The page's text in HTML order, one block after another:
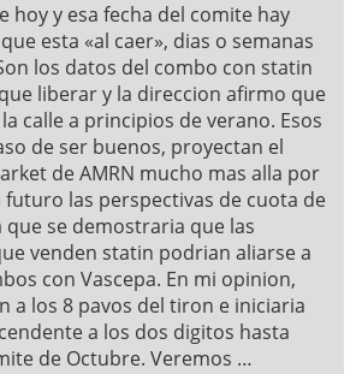
hoy y esa fecha del comite hay
esta «al caer», dias o semanas
los datos del combo con statin
liberar y la direccion afirmo que
calle a principios de verano. Esos
de ser buenos, proyectan el
de AMRN mucho mas alla por
futuro las perspectivas de cuota de
que se demostraria que las
venden statin podrian aliarse a
con Vascepa. En mi opinion,
a los 8 pavos del tiron e iniciaria
a los dos digitos hasta
de Octubre. Veremos …